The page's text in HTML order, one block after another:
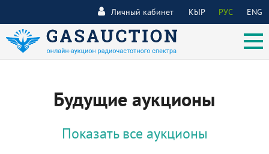
КЫР РУС ENG
Личный кабинет
Будущие аукционы
Показать все аукционы